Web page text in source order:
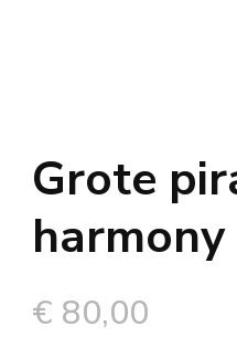
Grote
harmony
€ 80,00